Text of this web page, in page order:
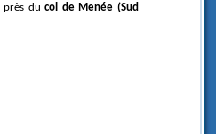
près ducol de Menée (Sud